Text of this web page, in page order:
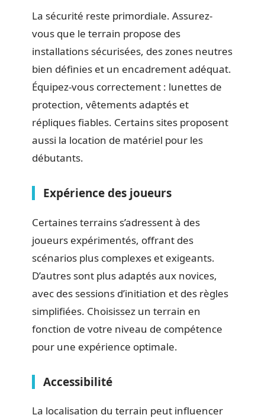
La sécurité reste primordiale. Assurez-
vous que le terrain propose des
installations sécurisées, des zones neutres
bien définies et un encadrement adéquat.
Équipez-vous correctement : lunettes de
protection, vêtements adaptés et
répliques fiables. Certains sites proposent
aussi la location de matériel pour les
débutants.
Expérience des joueurs
Certaines terrains s’adressent à des
joueurs expérimentés, offrant des
scénarios plus complexes et exigeants.
D’autres sont plus adaptés aux novices,
avec des sessions d’initiation et des règles
simplifiées. Choisissez un terrain en
fonction de votre niveau de compétence
pour une expérience optimale.
Accessibilité
La localisation du terrain peut influencer